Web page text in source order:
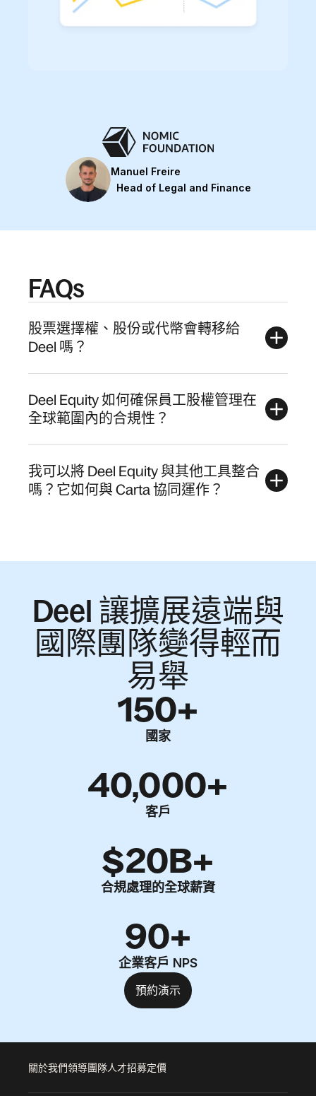
Manuel Freire
Head of Legal and Finance
FAQs
股票選擇權、股份或代幣會轉移給
Deel 嗎？
Deel Equity 如何確保員工股權管理在
全球範圍內的合規性？
我可以將 Deel Equity 與其他工具整合
嗎？它如何與 Carta 協同運作？
Deel 讓擴展遠端與
國際團隊變得輕而
易舉
150+
國家
40,000+
客戶
$20B+
合規處理的全球薪資
90+
企業客戶 NPS
預約演示
關於我們領導團隊人才招募定價